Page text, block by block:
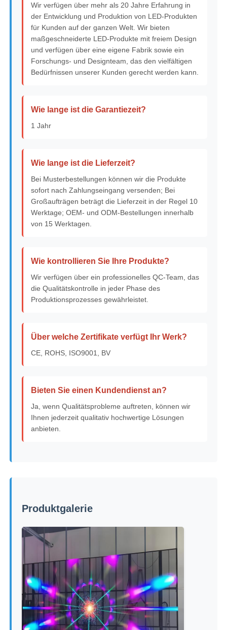
Wir verfügen über mehr als 20 Jahre Erfahrung in
der Entwicklung und Produktion von LED-Produkten
für Kunden auf der ganzen Welt. Wir bieten
maßgeschneiderte LED-Produkte mit freiem Design
und verfügen über eine eigene Fabrik sowie ein
Forschungs- und Designteam, das den vielfältigen
Bedürfnissen unserer Kunden gerecht werden kann.
Wie lange ist die Garantiezeit?
1 Jahr
Wie lange ist die Lieferzeit?
Bei Musterbestellungen können wir die Produkte
sofort nach Zahlungseingang versenden; Bei
Großaufträgen beträgt die Lieferzeit in der Regel 10
Werktage; OEM- und ODM-Bestellungen innerhalb
von 15 Werktagen.
Wie kontrollieren Sie Ihre Produkte?
Wir verfügen über ein professionelles QC-Team, das
die Qualitätskontrolle in jeder Phase des
Produktionsprozesses gewährleistet.
Über welche Zertifikate verfügt Ihr Werk?
CE, ROHS, ISO9001, BV
Bieten Sie einen Kundendienst an?
Ja, wenn Qualitätsprobleme auftreten, können wir
Ihnen jederzeit qualitativ hochwertige Lösungen
anbieten.
Produktgalerie